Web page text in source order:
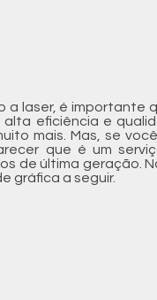
a laser, é importante
eficiência e
mais. Mas, se
que é um
de última geração.
gráfica a seguir.